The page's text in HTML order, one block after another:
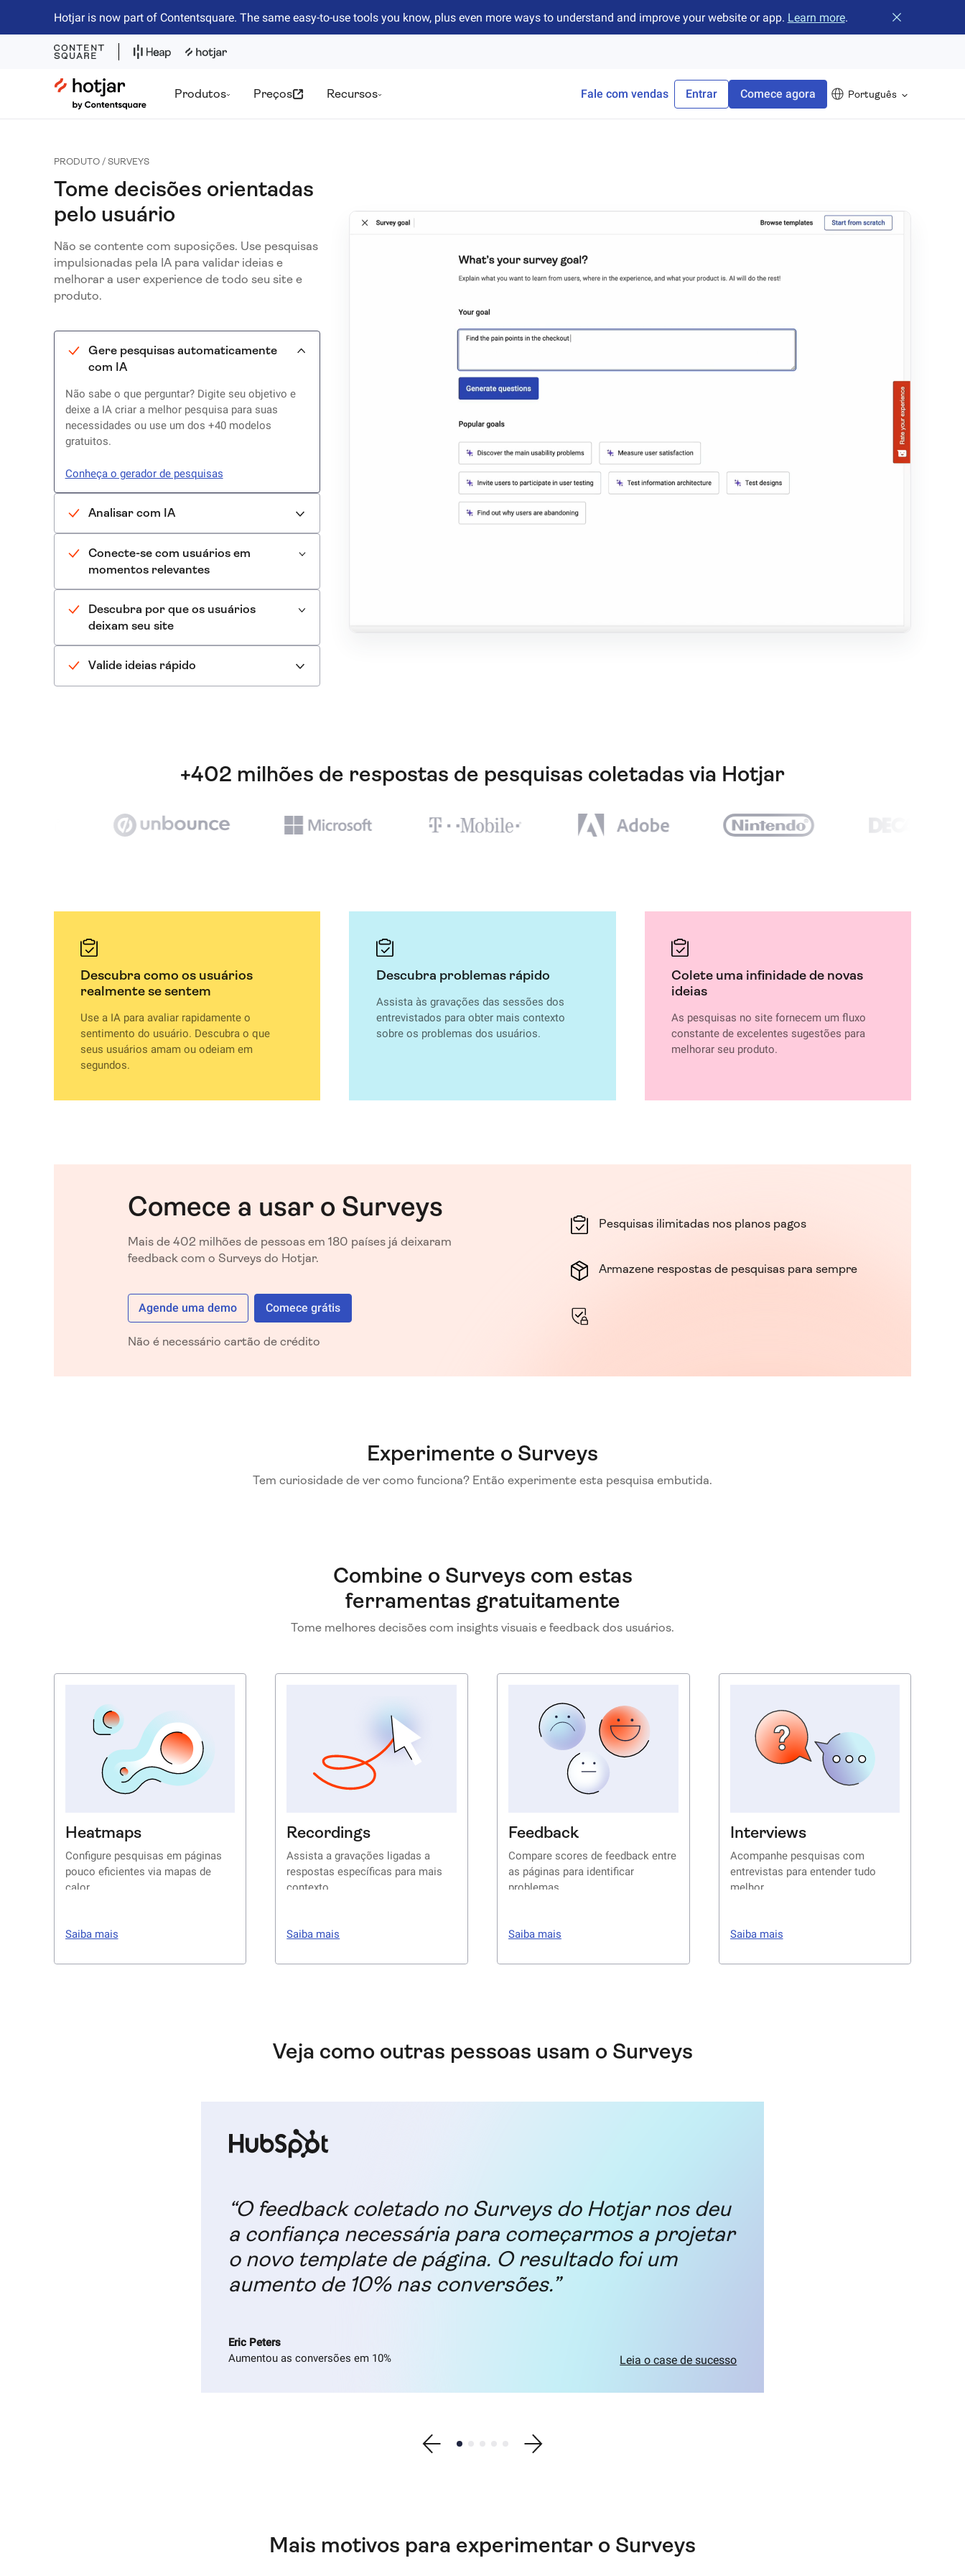
Hotjar is now part of Contentsquare. The same easy-to-use tools you know, plus even more ways to understand and improve your website or app. Learn more. Fechar o
Hotjar Logo
Produtos Preços Recursos Fale com vendas Entrar Comece agora Português
PRODUTO / SURVEYS
Tome decisões orientadas
pelo usuário
Não se contente com suposições. Use pesquisas
impulsionadas pela IA para validar ideias e
melhorar a user experience de todo seu site e
produto.
Gere pesquisas automaticamente
com IA
Não sabe o que perguntar? Digite seu objetivo e
deixe a IA criar a melhor pesquisa para suas
necessidades ou use um dos +40 modelos
gratuitos.
Conheça o gerador de pesquisas
Analisar com IA
Conecte-se com usuários em
momentos relevantes
Descubra por que os usuários
deixam seu site
Valide ideias rápido
+402 milhões de respostas de pesquisas coletadas via Hotjar
Descubra como os usuários
realmente se sentem
Use a IA para avaliar rapidamente o
sentimento do usuário. Descubra o que
seus usuários amam ou odeiam em
segundos.
Descubra problemas rápido
Assista às gravações das sessões dos
entrevistados para obter mais contexto
sobre os problemas dos usuários.
Colete uma infinidade de novas
ideias
As pesquisas no site fornecem um fluxo
constante de excelentes sugestões para
melhorar seu produto.
Comece a usar o Surveys
Mais de 402 milhões de pessoas em 180 países já deixaram
feedback com o Surveys do Hotjar.
Agende uma demo Comece grátis
Não é necessário cartão de crédito
Pesquisas ilimitadas nos planos pagos
Armazene respostas de pesquisas para sempre
Experimente o Surveys
Tem curiosidade de ver como funciona? Então experimente esta pesquisa embutida.
Combine o Surveys com estas
ferramentas gratuitamente
Tome melhores decisões com insights visuais e feedback dos usuários.
Heatmaps
Configure pesquisas em páginas
pouco eficientes via mapas de
calor
Veja as taxas de desistência nas
Configure pesquisas nas de baixo
Saiba mais
Recordings
Assista a gravações ligadas a
respostas específicas para mais
contexto
Aprofunde-se assistindo às
às respostas da pesquisa. Veja as
Saiba mais
Feedback
Compare scores de feedback entre
as páginas para identificar
problemas
Acesse respostas de pesquisa e
melhor as preferências, pontos de
Saiba mais
Interviews
Acompanhe pesquisas com
entrevistas para entender tudo
melhor
Convide participantes de pesquisa
perguntas de follow-up. Converse
Saiba mais
Veja como outras pessoas usam o Surveys
“O feedback coletado no Surveys do Hotjar nos deu
a confiança necessária para começarmos a projetar
o novo template de página. O resultado foi um
aumento de 10% nas conversões.”
Eric Peters
Aumentou as conversões em 10%
Leia o case de sucesso
Show previous testimonial
Show testimonial 1
Show testimonial 2
Show testimonial 3
Show testimonial 4
Show testimonial 5
Show next testimonial
Mais motivos para experimentar o Surveys